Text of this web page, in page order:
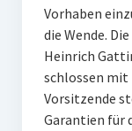
Vorhaben
die Wende.
Heinrich
schlossen mit
Vorsitzende
Garantien für